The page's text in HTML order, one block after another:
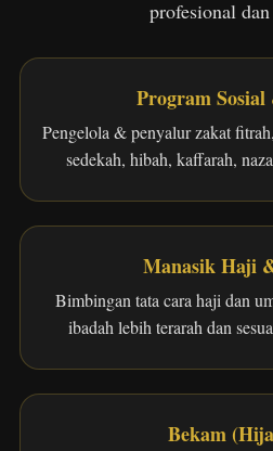
profesional
Program
Pengelola & penyalur zakat
sedekah, hibah, kaffarah,
Manasik Haji
Bimbingan tata cara haji dan
ibadah lebih terarah dan
Bekam